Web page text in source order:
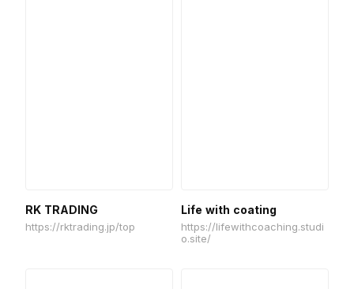
RK TRADING
https://rktrading.jp/top
Life with coating
https://lifewithcoaching.studi
o.site/